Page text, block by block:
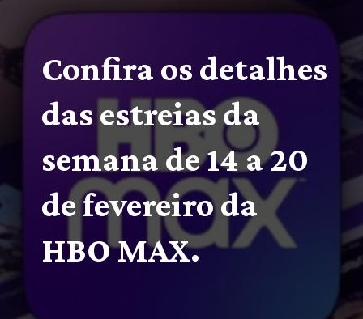
Confira os detalhes
das estreias da
semana de 14 a 20
de fevereiro da
HBO MAX.